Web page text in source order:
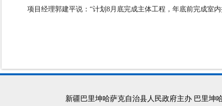
项目经理郭建平说：“计划8月底完成主体工程，年底前完成室
新疆巴里坤哈萨克自治县人民政府主办 巴里坤